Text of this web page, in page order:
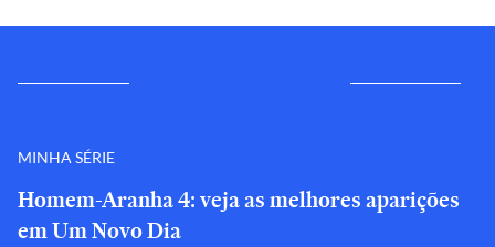
MINHA SÉRIE
Homem-Aranha 4: veja as melhores aparições
em Um Novo Dia